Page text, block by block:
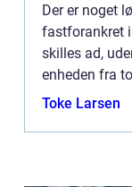
Der er noget
fastforankret i
skilles ad,
enheden fra
sammen. Men
Toke Larsen